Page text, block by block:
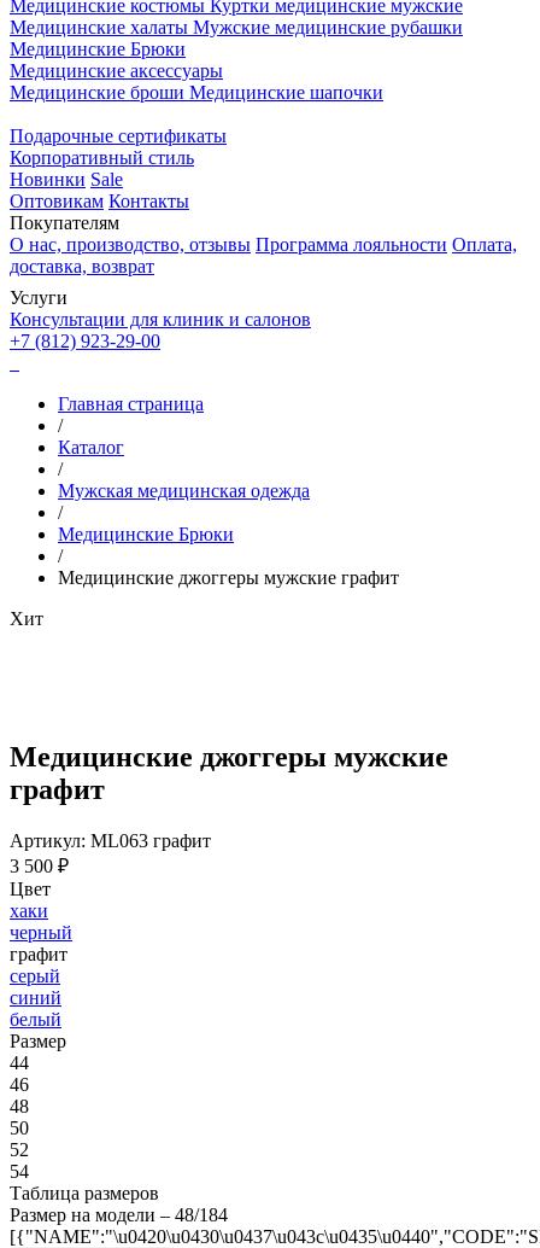
Медицинские костюмы Куртки медицинские мужские
Медицинские халаты Мужские медицинские рубашки
Медицинские Брюки
Медицинские аксессуары
Медицинские броши Медицинские шапочки
Подарочные сертификаты
Корпоративный стиль
Новинки Sale
Оптовикам Контакты
Покупателям
О нас, производство, отзывы Программа лояльности Оплата,
доставка, возврат
Услуги
Консультации для клиник и салонов
+7 (812) 923-29-00
Главная страница
/
Каталог
/
Мужская медицинская одежда
/
Медицинские Брюки
/
Медицинские джоггеры мужские графит
Хит
Медицинские джоггеры мужские
графит
Артикул: ML063 графит
3 500 ₽
Цвет
хаки
черный
графит
серый
синий
белый
Размер
44
46
48
50
52
54
Таблица размеров
Размер на модели – 48/184